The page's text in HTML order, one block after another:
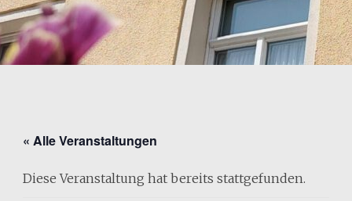
« Alle Veranstaltungen
Diese Veranstaltung hat bereits stattgefunden.